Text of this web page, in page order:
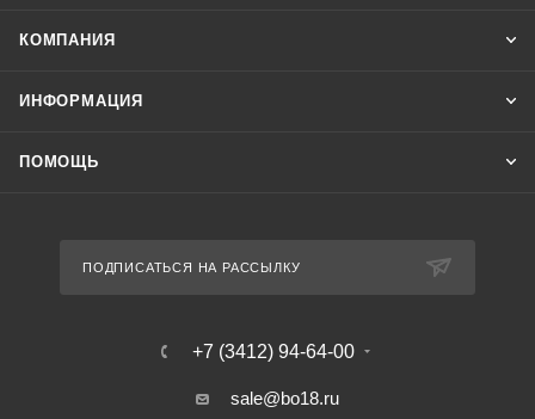
КОМПАНИЯ
ИНФОРМАЦИЯ
ПОМОЩЬ
ПОДПИСАТЬСЯ НА РАССЫЛКУ
+7 (3412) 94-64-00
sale@bo18.ru